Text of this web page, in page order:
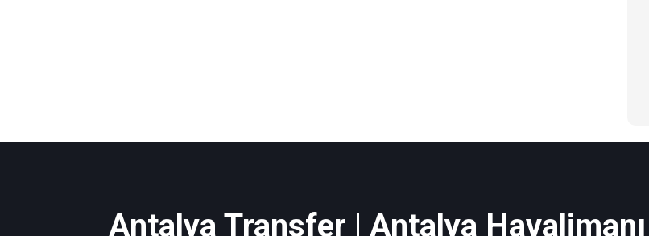
Antalya Transfer | Antalya